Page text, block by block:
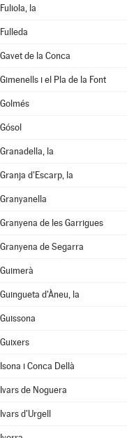
Fuliola, la
Fulleda
Gavet de la Conca
Gimenells i el Pla de la Font
Golmés
Gósol
Granadella, la
Granja d'Escarp, la
Granyanella
Granyena de les Garrigues
Granyena de Segarra
Guimerà
Guingueta d'Àneu, la
Guissona
Guixers
Isona i Conca Dellà
Ivars de Noguera
Ivars d'Urgell